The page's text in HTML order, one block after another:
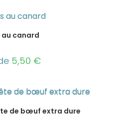
au canard
5,50 €
de bœuf extra dure